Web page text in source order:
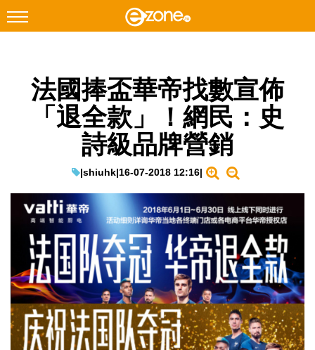
Facebook Instagram
教學評測
EduTech
IT Times
生成式AI與雲端應用
Enterprise Digital Transformation
特集
法國捧盃華帝找數宣佈
「退全款」！網民：史
詩級品牌營銷
|shiuhk|16-07-2018 12:16|